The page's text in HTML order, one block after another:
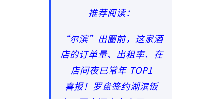
推荐阅读：
“尔滨”出圈前，这家酒
店的订单量、出租率、在
店间夜已常年 TOP1
喜报！罗盘签约湖滨饭